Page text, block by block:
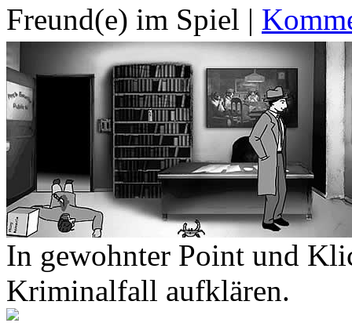
Freund(e) im Spiel |
In gewohnter Point und
Kriminalfall aufklären.